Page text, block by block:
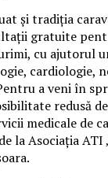
și tradiția
gratuite
cu ajutorul
cardiologie,
a veni în
redusă
medicale de
la Asociația ATI